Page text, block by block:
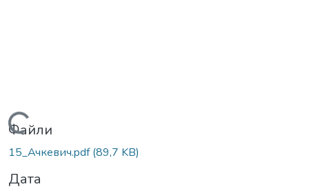
Вантажиться...
Файли
15_Ачкевич.pdf(89,7 KB)
Дата